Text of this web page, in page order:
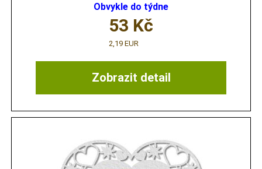
Obvykle do týdne
Zobrazit detail
53 Kč
2,19 EUR